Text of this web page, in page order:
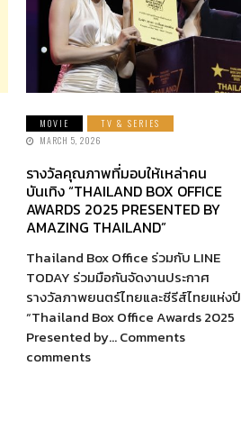
MOVIE
TV & SERIES
MARCH 5, 2026
รางวัลคุณภาพที่มอบให้เหล่าคน
บันเทิง “THAILAND BOX OFFICE
AWARDS 2025 PRESENTED BY
AMAZING THAILAND”
Thailand Box Office ร่วมกับ LINE
TODAY ร่วมมือกันจัดงานประกาศ
รางวัลภาพยนตร์ไทยและซีรีส์ไทยแห่งปี
“Thailand Box Office Awards 2025
Presented by… Comments
comments